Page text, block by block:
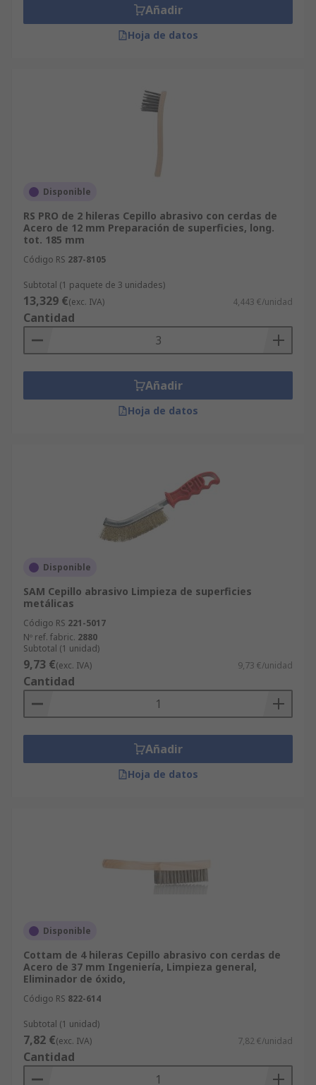
Añadir
Hoja de datos
Disponible
RS PRO de 2 hileras Cepillo abrasivo con cerdas de
Acero de 12 mm Preparación de superficies, long.
tot. 185 mm
Código RS 287-8105
Subtotal (1 paquete de 3 unidades)
13,329 €(exc. IVA) 4,443 €/unidad
Cantidad
Añadir
Hoja de datos
Disponible
SAM Cepillo abrasivo Limpieza de superficies
metálicas
Código RS 221-5017
Nº ref. fabric. 2880
Subtotal (1 unidad)
9,73 €(exc. IVA) 9,73 €/unidad
Cantidad
Añadir
Hoja de datos
Disponible
Cottam de 4 hileras Cepillo abrasivo con cerdas de
Acero de 37 mm Ingeniería, Limpieza general,
Eliminador de óxido,
Código RS 822-614
Subtotal (1 unidad)
7,82 €(exc. IVA) 7,82 €/unidad
Cantidad